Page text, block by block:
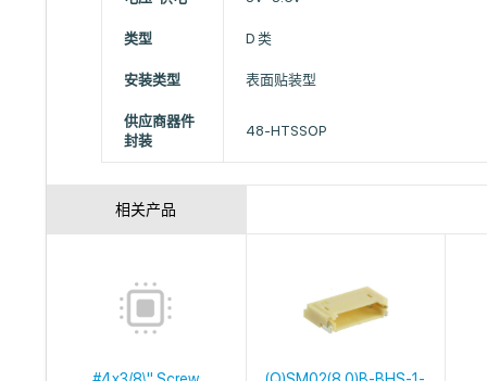
类型 D 类
安装类型 表面贴装型
供应商器件
封装
48-HTSSOP
相关产品